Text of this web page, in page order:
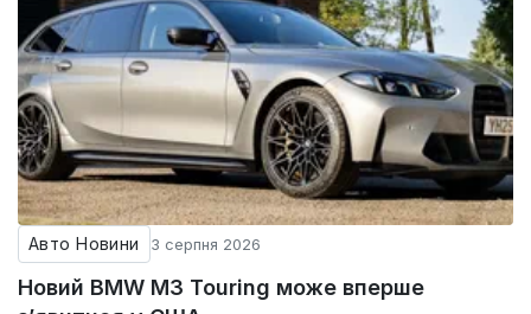
Авто Новини 3 серпня 2026
Новий BMW M3 Touring може вперше